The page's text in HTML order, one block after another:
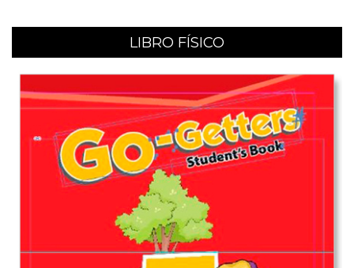
LIBRO FÍSICO